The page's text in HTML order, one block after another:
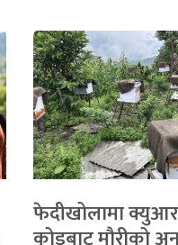
फेदीखोलामा क्युआर